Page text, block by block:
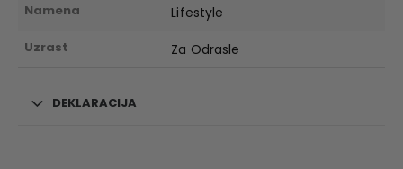
Namena Lifestyle
Uzrast Za Odrasle
DEKLARACIJA